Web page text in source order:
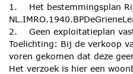
1. Het bestemmingsplan
2. Geen exploitatieplan
Toelichting: Bij de verkoop
voren gekomen dat deze
Het verzoek is hier een